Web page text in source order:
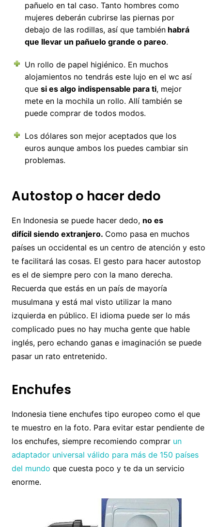
pañuelo en tal caso. Tanto hombres como
mujeres deberán cubrirse las piernas por
debajo de las rodillas, así que tambiénhabrá
que llevar un pañuelo grande o pareo.
Un rollo de papel higiénico. En muchos
alojamientos no tendrás este lujo en el wc así
que si es algo indispensable para ti, mejor
mete en la mochila un rollo. Allí también se
puede comprar de todos modos.
Los dólares son mejor aceptados que los
euros aunque ambos los puedes cambiar sin
problemas.
Autostop o hacer dedo
En Indonesia se puede hacer dedo, no es
difícil siendo extranjero. Como pasa en muchos
países un occidental es un centro de atención y esto
te facilitará las cosas. El gesto para hacer autostop
es el de siempre pero con la mano derecha.
Recuerda que estás en un país de mayoría
musulmana y está mal visto utilizar la mano
izquierda en público. El idioma puede ser lo más
complicado pues no hay mucha gente que hable
inglés, pero echando ganas e imaginación se puede
pasar un rato entretenido.
Enchufes
Indonesia tiene enchufes tipo europeo como el que
te muestro en la foto. Para evitar estar pendiente de
los enchufes, siempre recomiendo comprar un
adaptador universal válido para más de 150 países
del mundo que cuesta poco y te da un servicio
enorme.